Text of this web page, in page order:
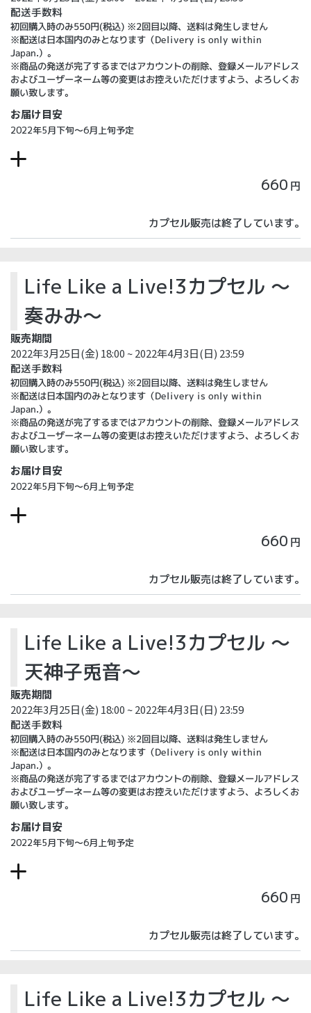
配送手数料
初回購入時のみ550円(税込) ※2回目以降、送料は発生しません
※配送は日本国内のみとなります（Delivery is only within
Japan.）。
※商品の発送が完了するまではアカウントの削除、登録メールアドレス
およびユーザーネーム等の変更はお控えいただけますよう、よろしくお
願い致します。
お届け目安
2022年5月下旬～6月上旬予定
660 円
カプセル販売は終了しています。
Life Like a Live!3カプセル ～
奏みみ～
販売期間
2022年3月25日(金) 18:00 ~ 2022年4月3日(日) 23:59
配送手数料
初回購入時のみ550円(税込) ※2回目以降、送料は発生しません
※配送は日本国内のみとなります（Delivery is only within
Japan.）。
※商品の発送が完了するまではアカウントの削除、登録メールアドレス
およびユーザーネーム等の変更はお控えいただけますよう、よろしくお
願い致します。
お届け目安
2022年5月下旬～6月上旬予定
660 円
カプセル販売は終了しています。
Life Like a Live!3カプセル ～
天神子兎音～
販売期間
2022年3月25日(金) 18:00 ~ 2022年4月3日(日) 23:59
配送手数料
初回購入時のみ550円(税込) ※2回目以降、送料は発生しません
※配送は日本国内のみとなります（Delivery is only within
Japan.）。
※商品の発送が完了するまではアカウントの削除、登録メールアドレス
およびユーザーネーム等の変更はお控えいただけますよう、よろしくお
願い致します。
お届け目安
2022年5月下旬～6月上旬予定
660 円
カプセル販売は終了しています。
Life Like a Live!3カプセル ～